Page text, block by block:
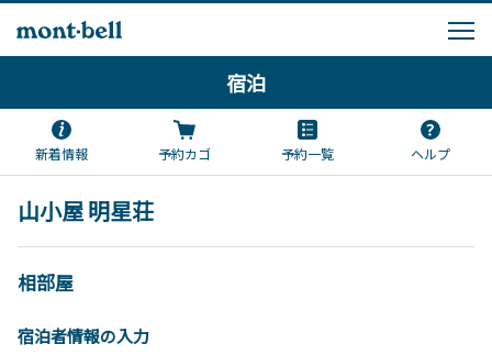
宿泊
新着情報 予約カゴ 予約一覧 ヘルプ
山小屋 明星荘
相部屋
宿泊者情報の入力